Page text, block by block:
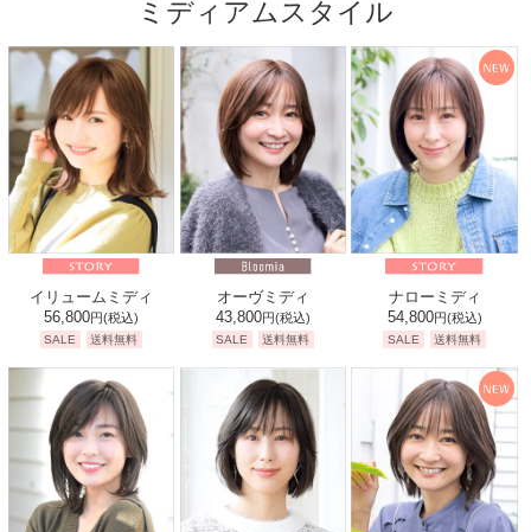
ミディアムスタイル
イリュームミディ
56,800円(税込)
SALE 送料無料
オーヴミディ
43,800円(税込)
SALE 送料無料
ナローミディ
54,800円(税込)
SALE 送料無料